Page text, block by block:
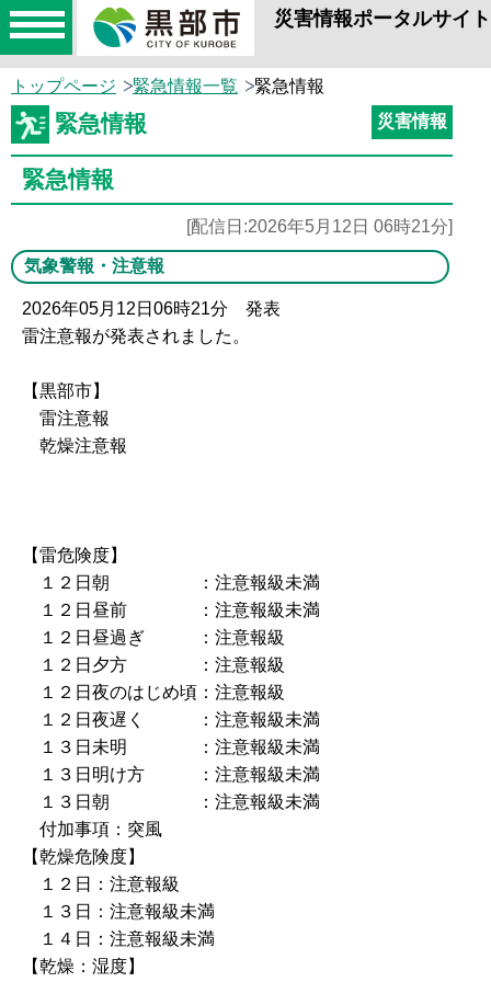
災害情報ポータルサイト
toggle
navigation
トップページ 緊急情報一覧 緊急情報
緊急情報 災害情報
緊急情報
[配信日:2026年5月12日 06時21分]
気象警報・注意報
2026年05月12日06時21分 発表
雷注意報が発表されました。
【黒部市】
雷注意報
乾燥注意報
【雷危険度】
１２日朝 ：注意報級未満
１２日昼前 ：注意報級未満
１２日昼過ぎ ：注意報級
１２日夕方 ：注意報級
１２日夜のはじめ頃：注意報級
１２日夜遅く ：注意報級未満
１３日未明 ：注意報級未満
１３日明け方 ：注意報級未満
１３日朝 ：注意報級未満
付加事項：突風
【乾燥危険度】
１２日：注意報級
１３日：注意報級未満
１４日：注意報級未満
【乾燥：湿度】